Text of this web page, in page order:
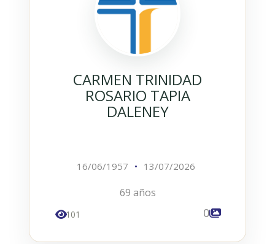
CARMEN TRINIDAD
ROSARIO TAPIA
DALENEY
16/06/1957 • 13/07/2026
69 años
101 0